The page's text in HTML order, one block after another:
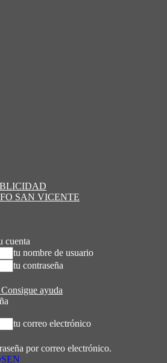
SAN VICENTE
cuenta
tu nombre de usuario
tu contraseña
ayuda
tu correo electrónico
por correo electrónico.